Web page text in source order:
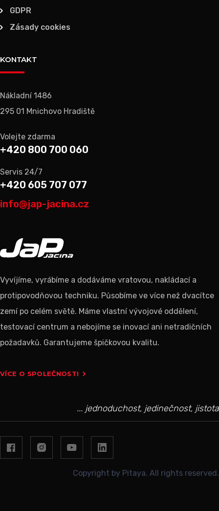
Vyvíjíme, vyrábíme a dodáváme vratovou, nakládací a
protipovodňovou techniku. Působíme ve více než dvacítce
zemí po celém světě. Máme vlastní vývojové oddělení,
testovací centrum a nebojíme se inovací ani netradičních
požadavků. Garantujeme špičkovou kvalitu.
VÍCE O SPOLEČNOSTI
GDPR
Zásady cookies
KONTAKT
Nákladní 1486
295 01 Mnichovo Hradiště
Volejte zdarma
+420 800 700 060
Servis 24/7
+420 605 707 077
info@jap-jacina.cz
... jednoduchost, jedinečnost, jistota
Copyright by Pitaya. All rights reserved.